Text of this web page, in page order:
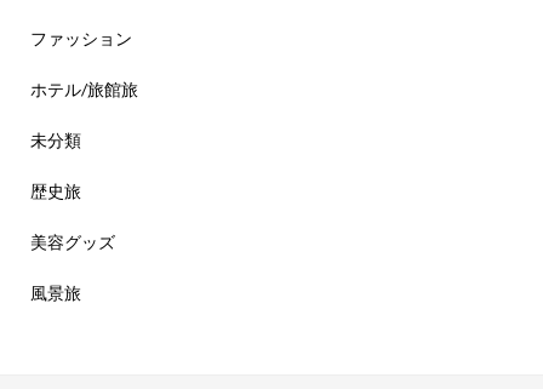
ファッション
ホテル/旅館旅
未分類
歴史旅
美容グッズ
風景旅